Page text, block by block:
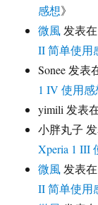
感想》
微風 发表
II 简单使用
Sonee 发表
1 IV 使用感
yimili 发表
小胖丸子
Xperia 1 III
微風 发表
II 简单使用